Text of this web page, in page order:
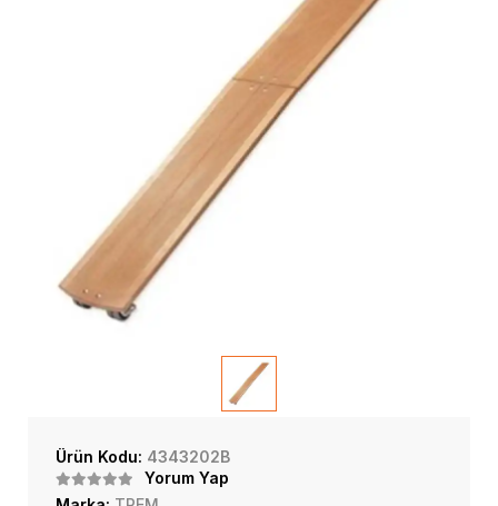
Ürün Kodu: 4343202B
Yorum Yap